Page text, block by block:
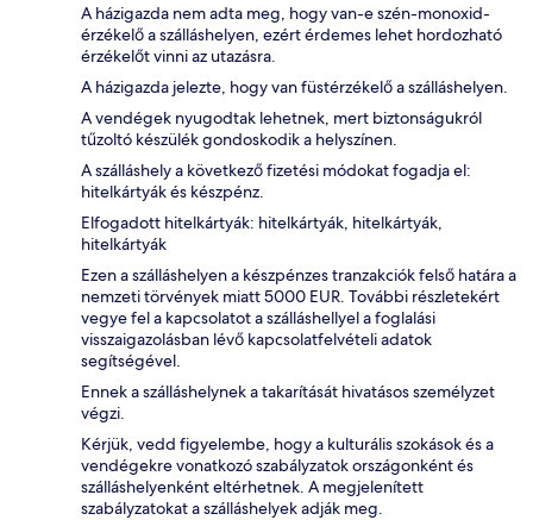
A házigazda nem adta meg, hogy van-e szén-monoxid-
érzékelő a szálláshelyen, ezért érdemes lehet hordozható
érzékelőt vinni az utazásra.
A házigazda jelezte, hogy van füstérzékelő a szálláshelyen.
A vendégek nyugodtak lehetnek, mert biztonságukról
tűzoltó készülék gondoskodik a helyszínen.
A szálláshely a következő fizetési módokat fogadja el:
hitelkártyák és készpénz.
Elfogadott hitelkártyák: hitelkártyák, hitelkártyák,
hitelkártyák
Ezen a szálláshelyen a készpénzes tranzakciók felső határa a
nemzeti törvények miatt 5000 EUR. További részletekért
vegye fel a kapcsolatot a szálláshellyel a foglalási
visszaigazolásban lévő kapcsolatfelvételi adatok
segítségével.
Ennek a szálláshelynek a takarítását hivatásos személyzet
végzi.
Kérjük, vedd figyelembe, hogy a kulturális szokások és a
vendégekre vonatkozó szabályzatok országonként és
szálláshelyenként eltérhetnek. A megjelenített
szabályzatokat a szálláshelyek adják meg.